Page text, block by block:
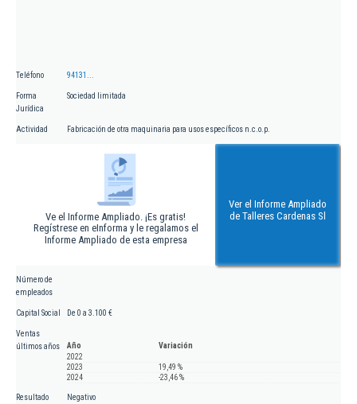
Teléfono 94131...
Forma
Jurídica
Sociedad limitada
Actividad Fabricación de otra maquinaria para usos específicos n.c.o.p.
Ve el Informe Ampliado. ¡Es gratis!
Regístrese en eInforma y le regalamos el
Informe Ampliado de esta empresa
Ver el Informe Ampliado
de Talleres Cardenas Sl
Número de
empleados
Capital Social De 0 a 3.100 €
Ventas
últimos años
Año
Variación
2022
2023
19,49 %
2024
-23,46 %
Resultado
Negativo